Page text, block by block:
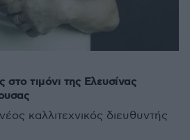
τιμόνι της Ελευσίνας
καλλιτεχνικός διευθυντής